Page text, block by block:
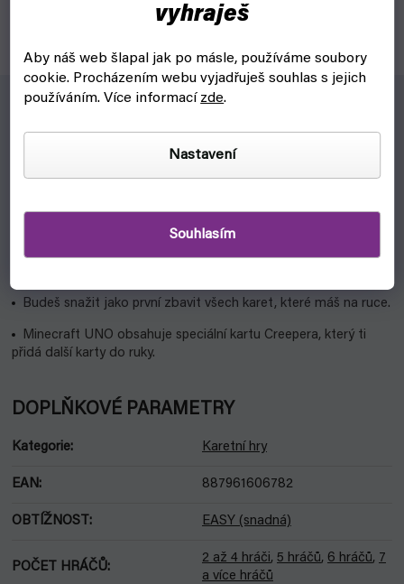
vyhraješ
Aby náš web šlapal jak po másle, používáme soubory
cookie. Procházením webu vyjadřuješ souhlas s jejich
používáním. Více informací zde.
Nastavení
Souhlasím
Minecraft lampička s logem s dvěma módy svícení.
Pro koho?
UNO snad nemusíme ani představovat, tuhle populární
jednoduchou karetní hru zná snad každý. A kdyby ne, rychle se
Budeš snažit jako první zbavit všech karet, které máš na ruce.
Minecraft UNO obsahuje speciální kartu Creepera, který ti
přidá další karty do ruky.
DOPLŇKOVÉ PARAMETRY
Kategorie: Karetní hry
EAN: 887961606782
OBTÍŽNOST : EASY (snadná)
POČET HRÁČŮ:
2 až 4 hráči, 5 hráčů, 6 hráčů, 7
a více hráčů